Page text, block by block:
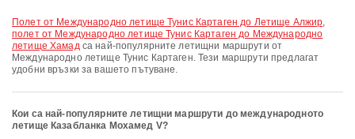
полет от Международно летище Тунис Картаген до Летище Алжир,
полет от Международно летище Тунис Картаген до Международно
летище Хамадса най-популярните летищни маршрути от
Международно летище Тунис Картаген. Тези маршрути предлагат
удобни връзки за вашето пътуване.
Кои са най-популярните летищни маршрути до международното
летище Казабланка Мохамед V?